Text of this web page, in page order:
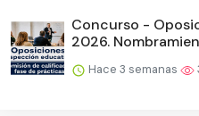
Concurso -
2026.
Hace 3 semanas